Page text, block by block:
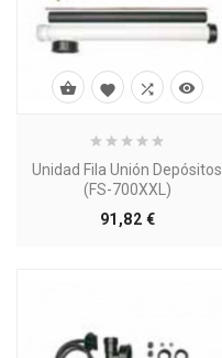
Unidad Fila Unión Depósitos
(FS-700XXL)
91,82 €Precio
   